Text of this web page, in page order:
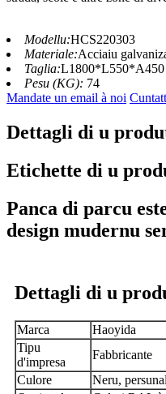
Modellu:HCS220303
Materiale:Acciaiu
Taglia:L1800*L550*A450
Pesu (KG): 74
Mandate un email à noi
Dettagli di u
Etichette di u
Panca di parcu
design mudernu
Dettagli di u
Marca
Haoyida
Tipu
d'impresa
Fabbricante
Culore
Neru,